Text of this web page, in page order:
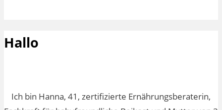
Hallo
Ich bin Hanna, 41, zertifizierte Ernährungsberaterin,